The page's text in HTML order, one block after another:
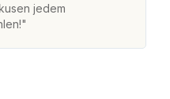
jedem